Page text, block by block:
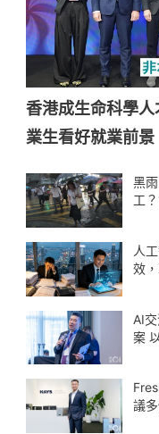
香港成生命科學
業生看好就業前景
黑
工
人
效
AI
案
議